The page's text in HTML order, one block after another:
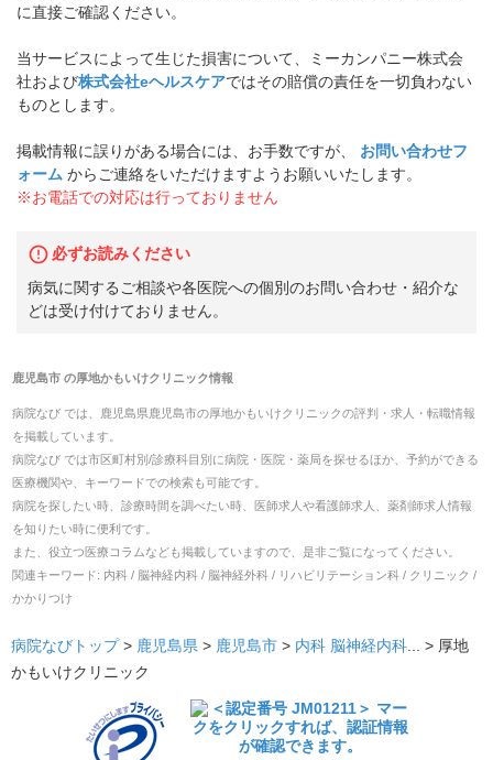
に直接ご確認ください。
当サービスによって生じた損害について、ミーカンパニー株式会
社および株式会社eヘルスケアではその賠償の責任を一切負わない
ものとします。
掲載情報に誤りがある場合には、お手数ですが、
お問い合わせフ
ォーム からご連絡をいただけますようお願いいたします。
※お電話での対応は行っておりません
必ずお読みください
病気に関するご相談や各医院への個別のお問い合わせ・紹介な
どは受け付けておりません。
鹿児島市の厚地かもいけクリニック情報
病院なび では、 鹿児島県鹿児島市の厚地かもいけクリニックの評判・求人・転職情報
を掲載しています。
病院なび では市区町村別/診療科目別に病院・医院・薬局を探せるほか、予約ができる
医療機関や、キーワードでの検索も可能です。
病院を探したい時、診療時間を調べたい時、医師求人や看護師求人、薬剤師求人情報
を知りたい時に便利です。
また、役立つ医療コラムなども掲載していますので、是非ご覧になってください。
関連キーワード: 内科 / 脳神経内科 / 脳神経外科 / リハビリテーション科 / クリニック /
かかりつけ
病院なびトップ > 鹿児島県 > 鹿児島市 > 内科 脳神経内科 ... > 厚地
かもいけクリニック